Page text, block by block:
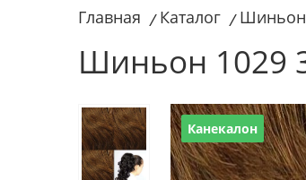
Главная / Каталог /
Шиньон 1029
Канекалон